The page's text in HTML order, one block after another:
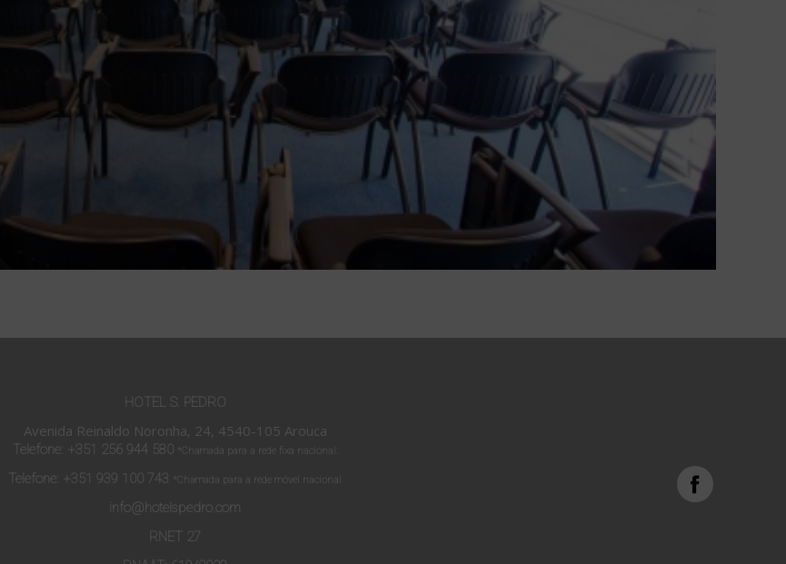
HOTEL S. PEDRO
Avenida Reinaldo Noronha, 24, 4540-105 Arouca
Telefone: +351 256 944 580 *Chamada para a rede fixa nacional.
Telefone: +351 939 100 743 *Chamada para a rede móvel nacional
info@hotelspedro.com
RNET 27